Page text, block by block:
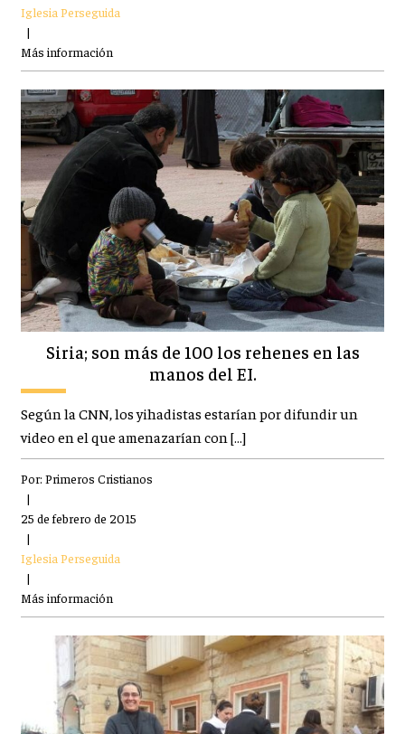
Iglesia Perseguida
|
Más información
Siria; son más de 100 los rehenes en las
manos del EI.
Según la CNN, los yihadistas estarían por difundir un
video en el que amenazarían con […]
Por: Primeros Cristianos
|
25 de febrero de 2015
|
Iglesia Perseguida
|
Más información